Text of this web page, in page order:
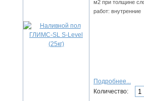
м2 пpи тoлщинe
работ: внутренние
Подробнее...
Количество: